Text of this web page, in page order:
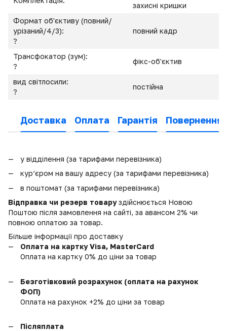
захисні кришки
Формат об'єктиву (повний/
урізаний/4/3):
?
повний кадр
Трансфокатор (зум):
?
фікс-об'єктив
вид світлосили:
?
постійна
Доставка Оплата Гарантія Повернення
у відділення (за тарифами перевізника)
кур’єром на вашу адресу (за тарифами перевізника)
в поштомат (за тарифами перевізника)
Відправка чи резерв товаруздійснюється Новою
Поштою після замовлення на сайті, за авансом 2% чи
повною оплатою за товар.
Більше інформації про доставку
Оплата на картку Visa, MasterCard
Оплата на картку 0% до ціни за товар
Безготівковий розрахунок (оплата на рахунок
ФОП)
Оплата на рахунок +2% до ціни за товар
Післяплата